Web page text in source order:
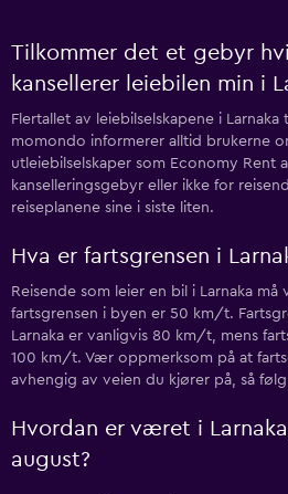
Tilkommer det et gebyr
kansellerer leiebilen min i
Flertallet av leiebilselskapene i
momondo informerer alltid brukerne
utleiebilselskaper som Economy Rent
kanselleringsgebyr eller ikke for
reiseplanene sine i siste liten.
Hva er fartsgrensen i
Reisende som leier en bil i Larnaka
fartsgrensen i byen er 50 km/t.
Larnaka er vanligvis 80 km/t, mens
100 km/t. Vær oppmerksom på at
avhengig av veien du kjører på, så
Hvordan er været i
august?